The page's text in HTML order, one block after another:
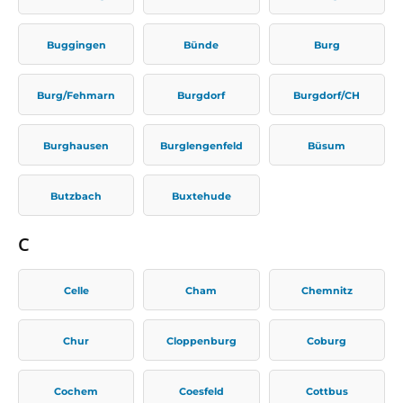
Buggingen Bünde Burg
Burg/Fehmarn Burgdorf Burgdorf/CH
Burghausen Burglengenfeld Büsum
Butzbach Buxtehude
C
Celle Cham Chemnitz
Chur Cloppenburg Coburg
Cochem Coesfeld Cottbus